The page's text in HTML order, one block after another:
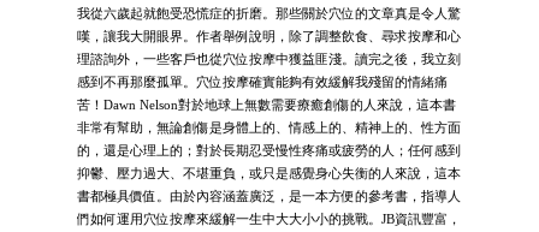
我從六歲起就飽受恐慌症的折磨。那些關於穴位的文章真是令人驚
嘆，讓我大開眼界。作者舉例說明，除了調整飲食、尋求按摩和心
理諮詢外，一些客戶也從穴位按摩中獲益匪淺。讀完之後，我立刻
感到不再那麼孤單。穴位按摩確實能夠有效緩解我殘留的情緒痛
苦！Dawn Nelson對於地球上無數需要療癒創傷的人來說，這本書
非常有幫助，無論創傷是身體上的、情感上的、精神上的、性方面
的，還是心理上的；對於長期忍受慢性疼痛或疲勞的人；任何感到
抑鬱、壓力過大、不堪重負，或只是感覺身心失衡的人來說，這本
書都極具價值。由於內容涵蓋廣泛，是一本方便的參考書，指導人
們如何運用穴位按摩來緩解一生中大大小小的挑戰。JB資訊豐富，